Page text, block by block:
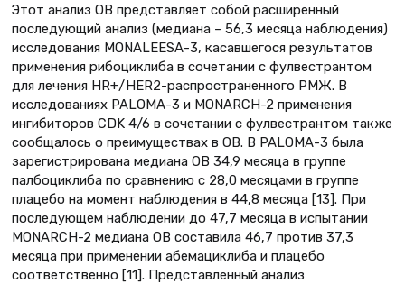
Этот анализ ОВ представляет собой расширенный
последующий анализ (медиана – 56,3 месяца наблюдения)
исследования MONALEESA-3, касавшегося результатов
применения рибоциклиба в сочетании с фулвестрантом
для лечения HR+/HER2-распространенного РМЖ. В
исследованиях PALOMA-3 и MONARCH-2 применения
ингибиторов CDK 4/6 в сочетании с фулвестрантом также
сообщалось о преимуществах в ОВ. В PALOMA-3 была
зарегистрирована медиана ОВ 34,9 месяца в группе
палбоциклиба по сравнению с 28,0 месяцами в группе
плацебо на момент наблюдения в 44,8 месяца [13]. При
последующем наблюдении до 47,7 месяца в испытании
MONARCH-2 медиана ОВ составила 46,7 против 37,3
месяца при применении абемациклиба и плацебо
соответственно [11]. Представленный анализ